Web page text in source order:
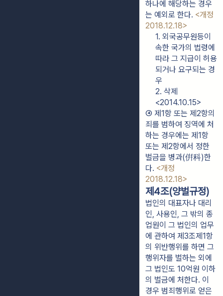
하나에 해당하는 경우
는 예외로 한다. <개정
2018.12.18>
1. 외국공무원등이
속한 국가의 법령에
따라 그 지급이 허용
되거나 요구되는 경
우
2. 삭제
<2014.10.15>
④ 제1항 또는 제2항의
죄를 범하여 징역에 처
하는 경우에는 제1항
또는 제2항에서 정한
벌금을 병과(倂科)한
다. <개정
2018.12.18>
제4조(양벌규정)
법인의 대표자나 대리
인, 사용인, 그 밖의 종
업원이 그 법인의 업무
에 관하여 제3조제1항
의 위반행위를 하면 그
행위자를 벌하는 외에
그 법인도 10억원 이하
의 벌금에 처한다. 이
경우 범죄행위로 얻은